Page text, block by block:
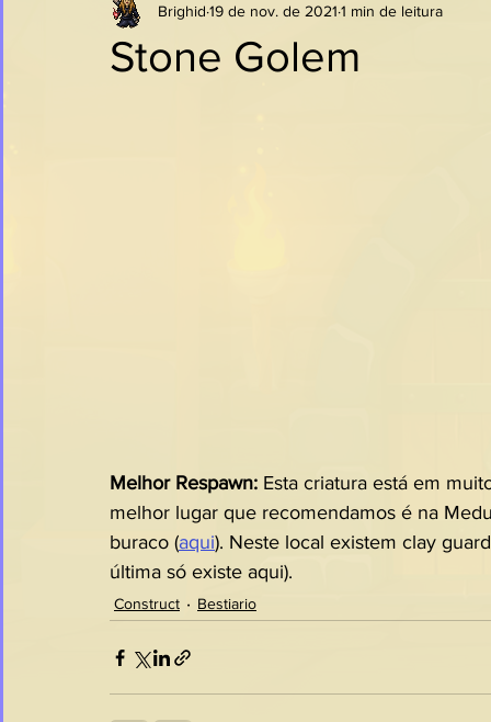
Stone Golem
Brighid 19 de nov. de 2021 1 min de leitura
Melhor Respawn: Esta criatura está em
melhor lugar que recomendamos é na
buraco (aqui). Neste local existem clay
última só existe aqui).
Construct Bestiario